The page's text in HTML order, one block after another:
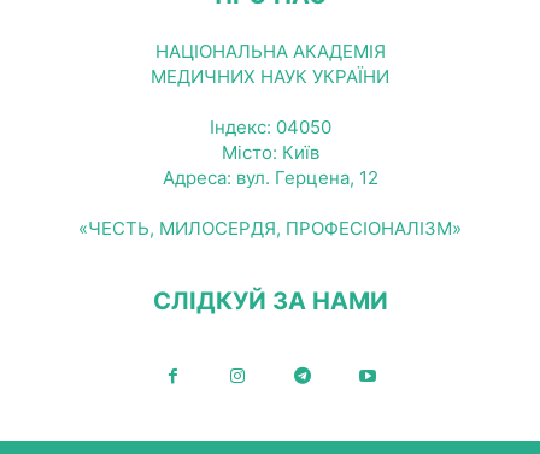
НАЦІОНАЛЬНА АКАДЕМІЯ
МЕДИЧНИХ НАУК УКРАЇНИ
Індекс: 04050
Місто: Київ
Адреса: вул. Герцена, 12
«ЧЕСТЬ, МИЛОСЕРДЯ, ПРОФЕСІОНАЛІЗМ»
СЛІДКУЙ ЗА НАМИ